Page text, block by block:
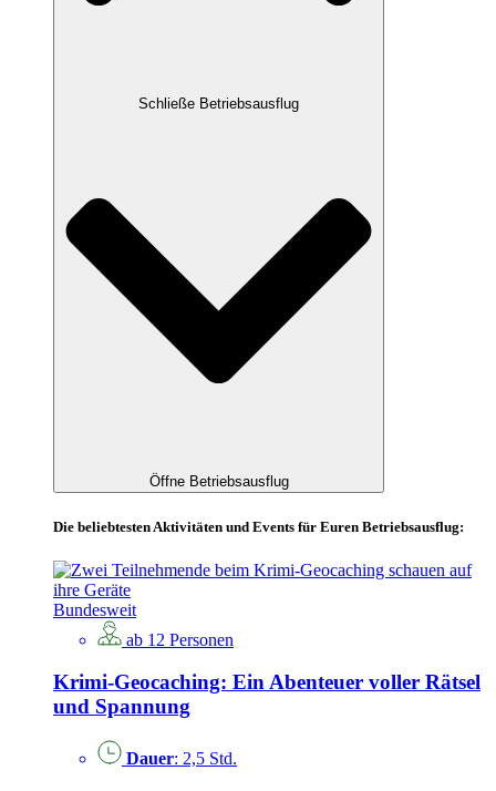
Schließe Betriebsausflug
Öffne Betriebsausflug
Die beliebtesten Aktivitäten und Events für Euren Betriebsausflug:
Bundesweit
ab 12 Personen
Krimi-Geocaching: Ein Abenteuer voller Rätsel
und Spannung
Dauer: 2,5 Std.